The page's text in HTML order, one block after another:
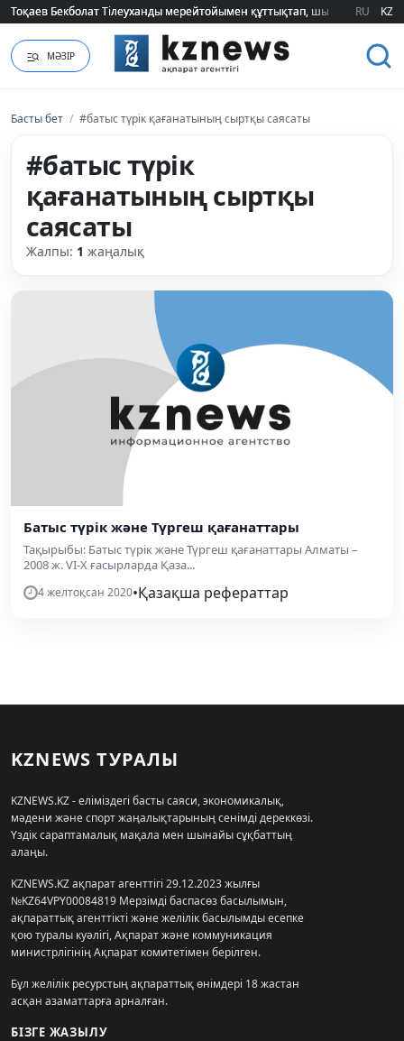
Тоқаев Бекболат Тілеуханды мерейтойымен құттықтап, шығармашылық
Тоқаев Бекболат Тілеуханды мерейтойымен құттықтап, шығармашылық
RU KZ
МӘЗІР
Басты бет / #батыс түрік қағанатының сыртқы саясаты
#батыс түрік
қағанатының сыртқы
саясаты
Жалпы: 1 жаңалық
Батыс түрік және Түргеш қағанаттары
Тақырыбы: Батыс түрік және Түргеш қағанаттары Алматы –
2008 ж. VI-X ғасырларда Қаза...
4 желтоқсан 2020•Қазақша рефераттар
KZNEWS ТУРАЛЫ
KZNEWS.KZ - еліміздегі басты саяси, экономикалық,
мәдени және спорт жаңалықтарының сенімді дереккөзі.
Үздік сараптамалық мақала мен шынайы сұқбаттың
алаңы.
KZNEWS.KZ ақпарат агенттігі 29.12.2023 жылғы
№KZ64VPY00084819 Мерзімді баспасөз басылымын,
ақпараттық агенттікті және желілік басылымды есепке
қою туралы куәлігі, Ақпарат және коммуникация
министрлігінің Ақпарат комитетімен берілген.
Бұл желілік ресурстың ақпараттық өнімдері 18 жастан
асқан азаматтарға арналған.
БІЗГЕ ЖАЗЫЛУ